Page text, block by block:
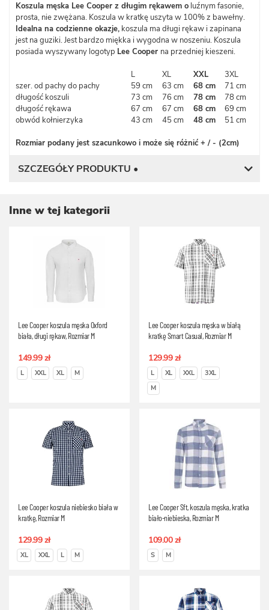
Koszula męska Lee Cooper z długim rękawem o luźnym fasonie,
prosta, nie zwężana. Koszula w kratkę uszyta w 100% z bawełny.
Idealna na codzienne okazje, koszula ma długi rękaw i zapinana
jest na guziki. Jest bardzo miękka i wygodna w noszeniu. Koszula
posiada wyszywany logotyp Lee Cooper na przedniej kieszeni.
L XL XXL
3XL
szer. od pachy do pachy
59 cm 63 cm 68 cm
71 cm
długość koszuli
73 cm 76 cm 78 cm
78 cm
długość rękawa
67 cm 67 cm 68 cm
69 cm
obwód kołnierzyka
43 cm 45 cm 48 cm 51 cm
Rozmiar podany jest szacunkowo i może się różnić + / - (2cm)
SZCZEGÓŁY PRODUKTU •
Inne w tej kategorii
Lee Cooper koszula męska Oxford
biała, długi rękaw, Rozmiar M
149.99 zł
L XXL XL M
Lee Cooper koszula męska w białą
kratkę Smart Casual, Rozmiar M
129.99 zł
L XL XXL
3XL
M
Lee Cooper koszula niebiesko biała w
kratkę, Rozmiar M
129.99 zł
XL XXL L M
Lee Cooper Sft, koszula męska, kratka
biało-niebieska, Rozmiar M
109.00 zł
S M